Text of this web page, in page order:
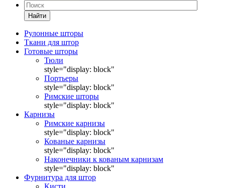
Найти
Рулонные шторы
Ткани для штор
Готовые шторы
Тюли
style="display: block"
Портьеры
style="display: block"
Римские шторы
style="display: block"
Карнизы
Римские карнизы
style="display: block"
Кованые карнизы
style="display: block"
Наконечники к кованым карнизам
style="display: block"
Фурнитура для штор
Кисти